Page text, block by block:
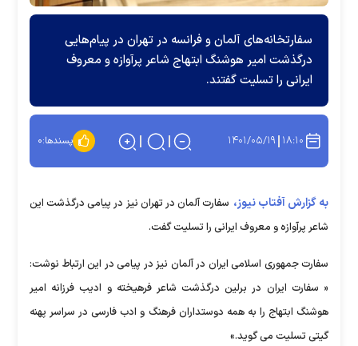
سفارتخانه‌های آلمان و فرانسه در تهران در پیام‌هایی
درگذشت امیر هوشنگ ابتهاج شاعر پرآوازه و معروف
ایرانی را تسلیت گفتند.
۱۸:۱۰ ۱۴۰۱/۰۵/۱۹ پسندها:۰
به گزارش آفتاب نیوز، سفارت آلمان در تهران نیز در پیامی درگذشت این
شاعر پرآوازه و معروف ایرانی را تسلیت گفت.
سفارت جمهوری اسلامی ایران در آلمان نیز در پیامی در این ارتباط نوشت:
« سفارت ایران در برلین درگذشت شاعر فرهیخته و ادیب فرزانه امیر
هوشنگ ابتهاج را به همه دوستداران فرهنگ و ادب فارسی در سراسر پهنه
گیتی تسلیت می گوید.»